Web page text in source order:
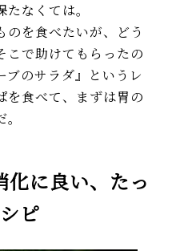
なくては。
のを食べたいが、どう
こで助けてもらったの
ブのサラダ』というレ
を食べて、まずは胃の
化に良い、たっ
ピ